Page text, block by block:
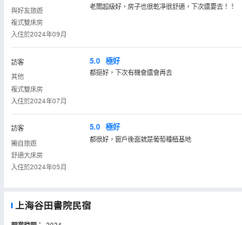
與好友旅遊
複式雙床房
入住於2024年09月
老闆超級好，房子也很乾凈很舒適，下次還要去！！
訪客
其他
複式雙床房
入住於2024年07月
5.0 極好
都挺好，下次有機會還會再去
訪客
獨自旅遊
舒適大床房
入住於2024年05月
5.0 極好
都很好，窗戶後面就是葡萄種植基地
上海谷田書院民宿